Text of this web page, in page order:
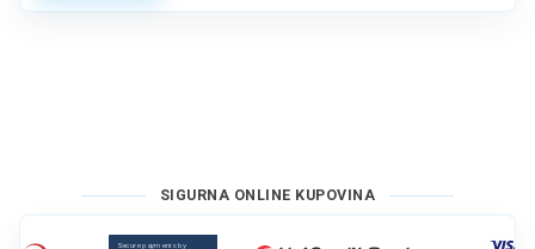
SIGURNA ONLINE KUPOVINA